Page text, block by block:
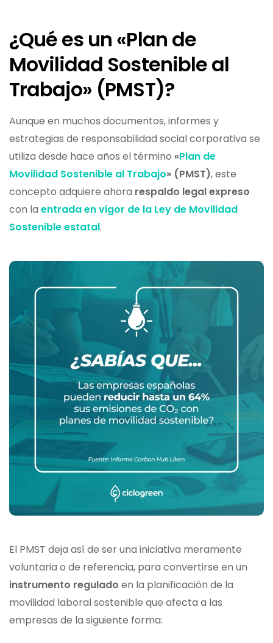
¿Qué es un «Plan de
Movilidad Sostenible al
Trabajo» (PMST)?
Aunque en muchos documentos, informes y
estrategias de responsabilidad social corporativa se
utiliza desde hace años el término «Plan de
Movilidad Sostenible al Trabajo» (PMST), este
concepto adquiere ahora respaldo legal expreso
con la entrada en vigor de la Ley de Movilidad
Sostenible estatal.
El PMST deja así de ser una iniciativa meramente
voluntaria o de referencia, para convertirse en un
instrumento regulado en la planificación de la
movilidad laboral sostenible que afecta a las
empresas de la siguiente forma: